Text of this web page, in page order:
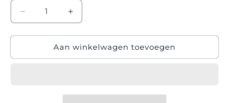
Aantal
verlagen
voor
-
Aantal
verhogen
voor
Riemen
-
Aan winkelwagen toevoegen